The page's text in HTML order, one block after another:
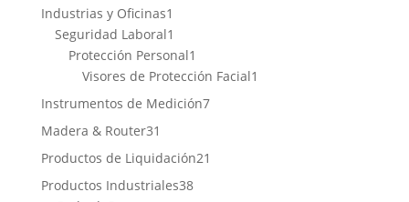
Industrias y Oficinas1
Seguridad Laboral1
producto
Protección Personal1
producto
Visores de Protección Facial1
Instrumentos de Medición77
Madera & Router31
productos
Productos de Liquidación21
Productos Industriales3838